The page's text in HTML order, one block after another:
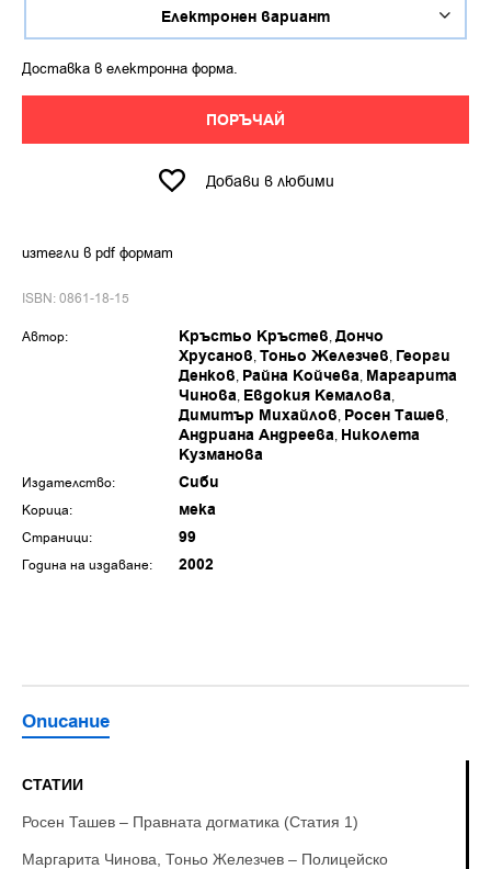
изтегли в pdf формат
ISBN: 0861-18-15
Автор: Кръстьо Кръстев Дончо
Хрусанов Тоньо Железчев Георги
Денков Райна Койчева Маргарита
Чинова Евдокия Кемалова
Димитър Михайлов Росен Ташев
Андриана Андреева Николета
Кузманова
Издателство: Сиби
Корица: мека
Страници: 99
Година на издаване: 2002
Доставка в електронна форма.
ПОРЪЧАЙ
Добави в любими
Описание
СТАТИИ
Росен Ташев – Правната догматика (Статия 1)
Маргарита Чинова, Тоньо Железчев – Полицейско